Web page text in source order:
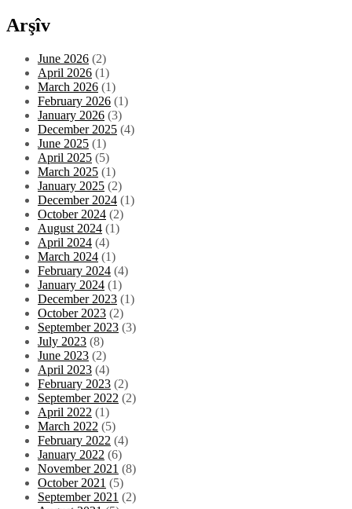
Arşîv
June 2026 (2)
April 2026 (1)
March 2026 (1)
February 2026 (1)
January 2026 (3)
December 2025 (4)
June 2025 (1)
April 2025 (5)
March 2025 (1)
January 2025 (2)
December 2024 (1)
October 2024 (2)
August 2024 (1)
April 2024 (4)
March 2024 (1)
February 2024 (4)
January 2024 (1)
December 2023 (1)
October 2023 (2)
September 2023 (3)
July 2023 (8)
June 2023 (2)
April 2023 (4)
February 2023 (2)
September 2022 (2)
April 2022 (1)
March 2022 (5)
February 2022 (4)
January 2022 (6)
November 2021 (8)
October 2021 (5)
September 2021 (2)